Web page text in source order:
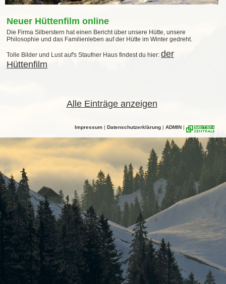
Neuer Hüttenfilm online
Die Firma Silberstern hat einen Bericht über unsere Hütte, unsere
Philosophie und das Familienleben auf der Hütte im Winter gedreht.
Tolle Bilder und Lust auf's Staufner Haus findest du hier: der
Hüttenfilm
Alle Einträge anzeigen
Impressum | Datenschutzerklärung | ADMIN |